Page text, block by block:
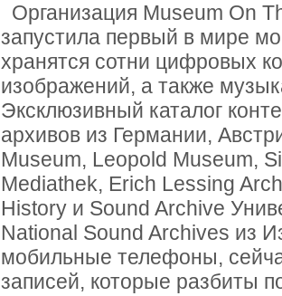
Организация Museum On
запустила первый в мире
хранятся сотни цифровых
изображений, а также
Эксклюзивный каталог
архивов из Германии,
Museum, Leopold Museum,
Mediathek, Erich Lessing
History и Sound Archive
National Sound Archives из
мобильные телефоны,
записей, которые разбиты